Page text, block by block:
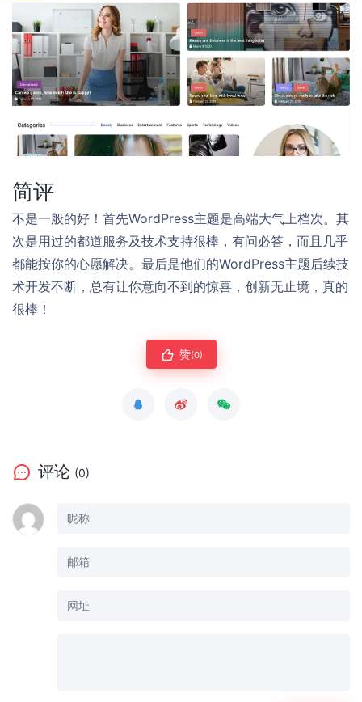
简评
不是一般的好！首先WordPress主题是高端大气上档次。其
次是用过的都道服务及技术支持很棒，有问必答，而且几乎
都能按你的心愿解决。最后是他们的WordPress主题后续技
术开发不断，总有让你意向不到的惊喜，创新无止境，真的
很棒！
赞(0)
评论 (0)